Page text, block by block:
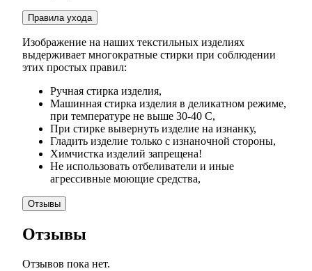
Правила ухода
Изображение на наших текстильных изделиях
выдерживает многократные стирки при соблюдении
этих простых правил:
Ручная стирка изделия,
Машинная стирка изделия в деликатном режиме,
при температуре не выше 30-40 С,
При стирке вывернуть изделие на изнанку,
Гладить изделие только с изнаночной стороны,
Химчистка изделий запрещена!
Не использовать отбеливатели и иные
агрессивные моющие средства,
Отзывы
Отзывы
Отзывов пока нет.